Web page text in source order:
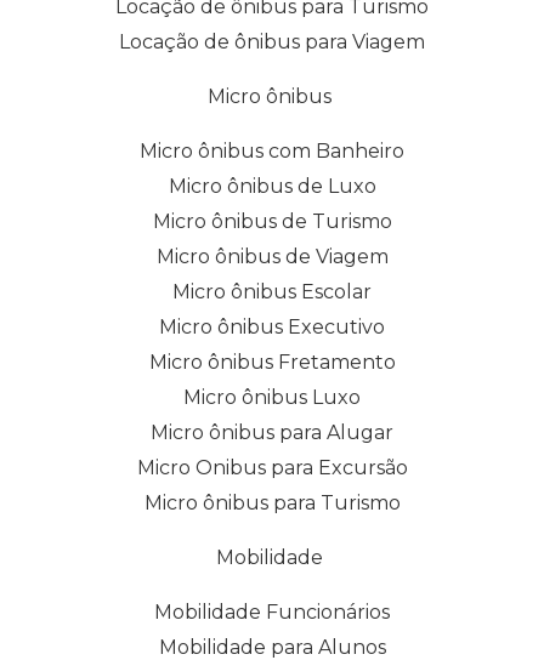
Locação de ônibus para Turismo
Locação de ônibus para Viagem
Micro ônibus
Micro ônibus com Banheiro
Micro ônibus de Luxo
Micro ônibus de Turismo
Micro ônibus de Viagem
Micro ônibus Escolar
Micro ônibus Executivo
Micro ônibus Fretamento
Micro ônibus Luxo
Micro ônibus para Alugar
Micro Onibus para Excursão
Micro ônibus para Turismo
Mobilidade
Mobilidade Funcionários
Mobilidade para Alunos